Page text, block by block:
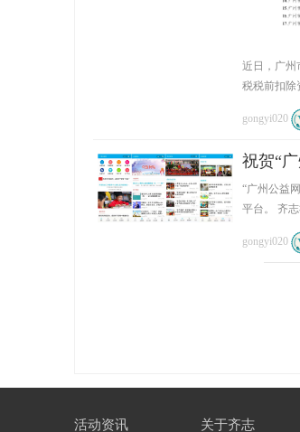
近日，广州
税税前扣除
gongyi020
祝贺“
“广州公益
平台。 齐
gongyi020
活动资讯 关于齐志